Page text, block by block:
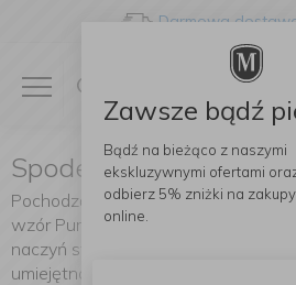
Darmowa
Spode Pure Morris
Pochodzący z Morris & Co, piękny,
wzór Pure Morris został doskonale
naczyń stołowych i upominków
umiejętnościom marki Spode.
Zawsze bądź
Bądź na bieżąco z naszymi
ekskluzywnymi ofertami
odbierz 5% zniżki na
online.